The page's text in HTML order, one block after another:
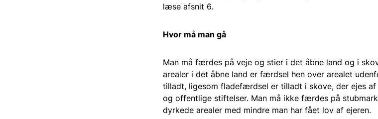
læse afsnit 6.
Hvor må man gå
Man må færdes på veje og stier i det åbne land og i
arealer i det åbne land er færdsel hen over arealet
tilladt, ligesom fladefærdsel er tilladt i skove, der ejes af
og offentlige stiftelser. Man må ikke færdes på
dyrkede arealer med mindre man har fået lov af ejeren.